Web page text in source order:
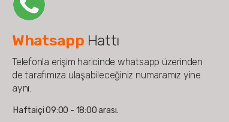
Whatsapp Hattı
Telefonla erişim haricinde whatsapp üzerinden
de tarafımıza ulaşabileceğiniz numaramız yine
aynı.
Haftaiçi 09:00 - 18:00 arası.